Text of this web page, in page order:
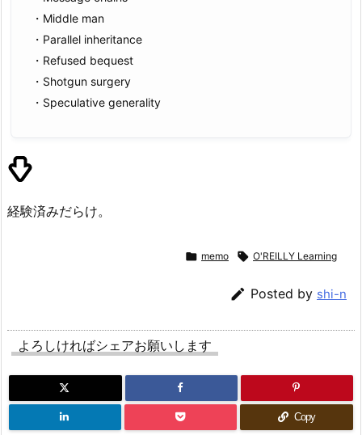
・Middle man
・Parallel inheritance
・Refused bequest
・Shotgun surgery
・Speculative generality
経験済みだらけ。
 memo  O'REILLY Learning
 Posted by shi-n
よろしければシェアお願いします
Copy